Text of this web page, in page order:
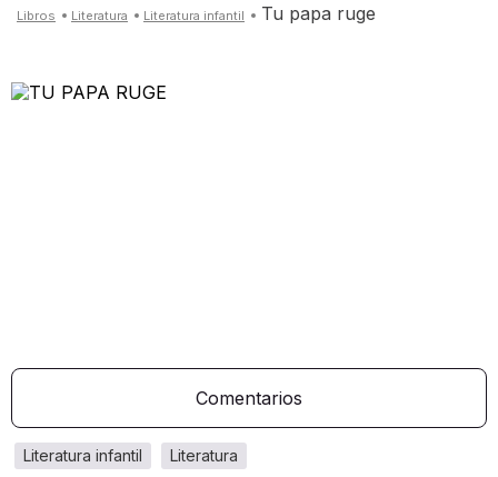
literatura literatura infantil tu papa ruge
Comentarios
literatura
literatura infantil